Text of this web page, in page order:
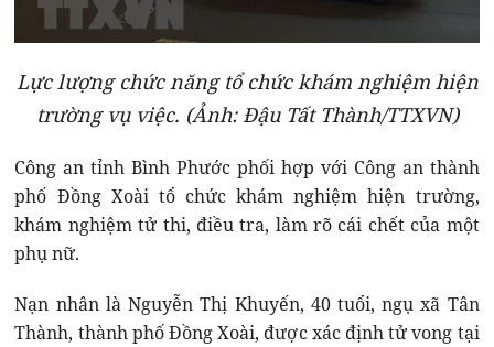
Lực lượng chức năng tổ chức khám nghiệm hiện
trường vụ việc. (Ảnh: Đậu Tất Thành/TTXVN)
Công an tỉnh Bình Phước phối hợp với Công an thành
phố Đồng Xoài tổ chức khám nghiệm hiện trường,
khám nghiệm tử thi, điều tra, làm rõ cái chết của một
phụ nữ.
Nạn nhân là Nguyễn Thị Khuyến, 40 tuổi, ngụ xã Tân
Thành, thành phố Đồng Xoài, được xác định tử vong tại